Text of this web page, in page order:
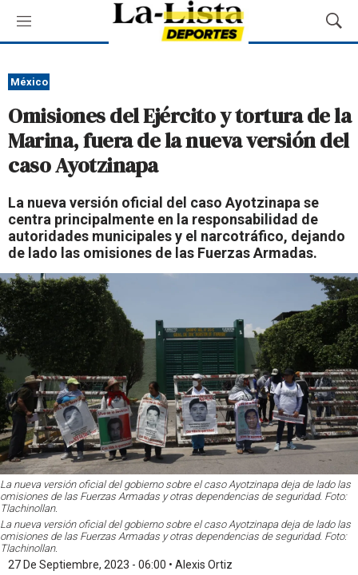
M
e
ú
M
o
a
r
B
e
d
México
Omisiones del Ejército y tortura de la
Marina, fuera de la nueva versión del
caso Ayotzinapa
La nueva versión oficial del caso Ayotzinapa se
centra principalmente en la responsabilidad de
autoridades municipales y el narcotráfico, dejando
de lado las omisiones de las Fuerzas Armadas.
La nueva versión oficial del gobierno sobre el caso Ayotzinapa deja de lado las
omisiones de las Fuerzas Armadas y otras dependencias de seguridad. Foto:
Tlachinollan.
La nueva versión oficial del gobierno sobre el caso Ayotzinapa deja de lado las
omisiones de las Fuerzas Armadas y otras dependencias de seguridad. Foto:
Tlachinollan.
27 De Septiembre, 2023 - 06:00 • Alexis Ortiz